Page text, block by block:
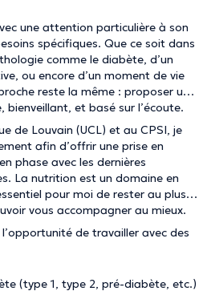
une attention particulière à son
spécifiques. Que ce soit dans
comme le diabète, d’un
ou encore d’un moment de vie
reste la même : proposer un
et basé sur l’écoute.
de Louvain (UCL) et au CPSI, je
afin d’offrir une prise en
phase avec les dernières
La nutrition est un domaine en
pour moi de rester au plus
vous accompagner au mieux.
de travailler avec des
(type 1, type 2, pré-diabète, etc.)